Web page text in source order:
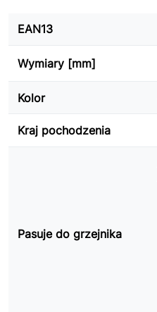
EAN13
Wymiary [mm]
Kolor
Kraj pochodzenia
Pasuje do grzejnika